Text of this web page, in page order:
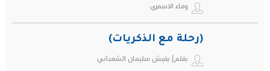
وفاء الاسمري
(رحلة مع الذكريات)
بقلم| بقيش سليمان الشعباني